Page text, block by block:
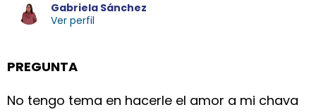
Gabriela Sánchez
Ver perfil
PREGUNTA
No tengo tema en hacerle el amor a mi chava